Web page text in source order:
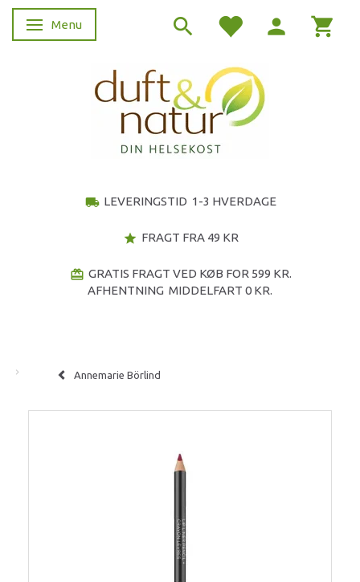
Skifte navigation
Menu
local_shipping LEVERINGSTID 1-3 HVERDAGE
star FRAGT FRA 49 KR
redeem GRATIS FRAGT VED KØB FOR 599 KR.
AFHENTNING MIDDELFART 0 KR.
Annemarie Börlind